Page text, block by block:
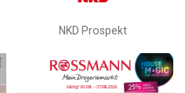
NKD Prospekt